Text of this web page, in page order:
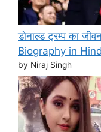
डोनाल्ड ट्रम्प का
Biography in
by Niraj Singh